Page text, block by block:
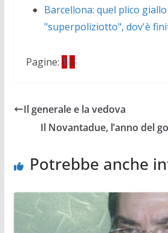
Barcellona: quel plico
"superpoliziotto", dov'è
Pagine: 1 2
Il generale e la vedova
Il Novantadue, l’anno del
Potrebbe anche